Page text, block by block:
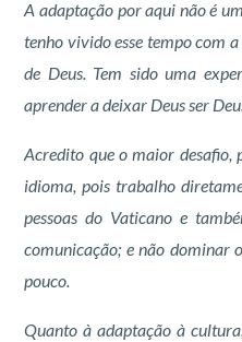
A adaptação por aqui não é
tenho vivido esse tempo com
de Deus. Tem sido uma
aprender a deixar Deus ser
Acredito que o maior desafio,
idioma, pois trabalho
pessoas do Vaticano e
comunicação; e não dominar
pouco.
Quanto à adaptação à